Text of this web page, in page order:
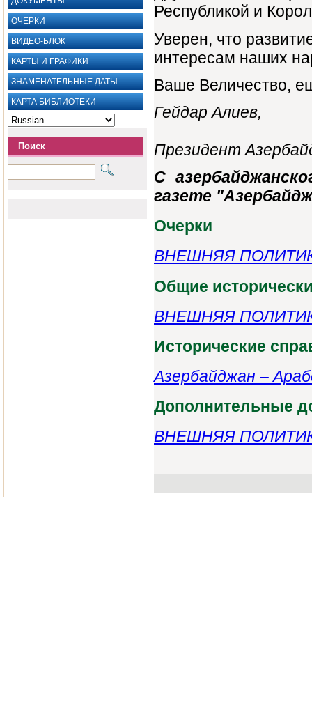
ОЧЕРКИ
ВИДЕО-БЛОК
КАРТЫ И ГРАФИКИ
ЗНАМЕНАТЕЛЬНЫЕ ДАТЫ
КАРТА БИБЛИОТЕКИ
Поиск
Республикой и
Уверен, что
интересам наших
Ваше Величество,
Гейдар Алиев,
Президент
С
газете
Oчерки
ВНЕШНЯЯ
Общие
ВНЕШНЯЯ
Исторические
Азербайджан –
Дополнительные
ВНЕШНЯЯ